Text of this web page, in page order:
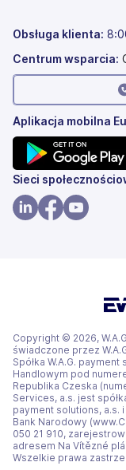
nowej
karcie)
Obsługa klienta:
Centrum wsparcia:
Aplikacja mobilna
(otwiera
się
w
Sieci
Copyright © 2026,
świadczone przez
Spółka W.A.G.
Handlowym pod
Republika Czeska
Services, a.s. jest
payment solutions, a.s.
Bank Narodowy
050 21 910,
adresem Na Vítězné
Wszelkie prawa